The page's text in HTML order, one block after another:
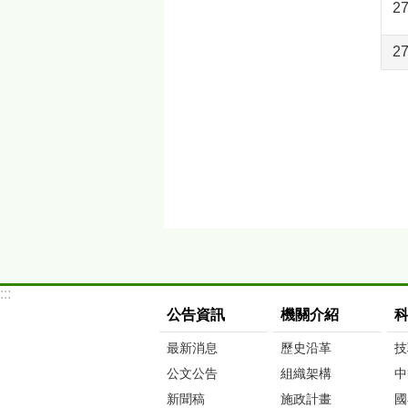
:::
公告資訊
最新消息
公文公告
新聞稿
機關介紹
歷史沿革
組織架構
施政計畫